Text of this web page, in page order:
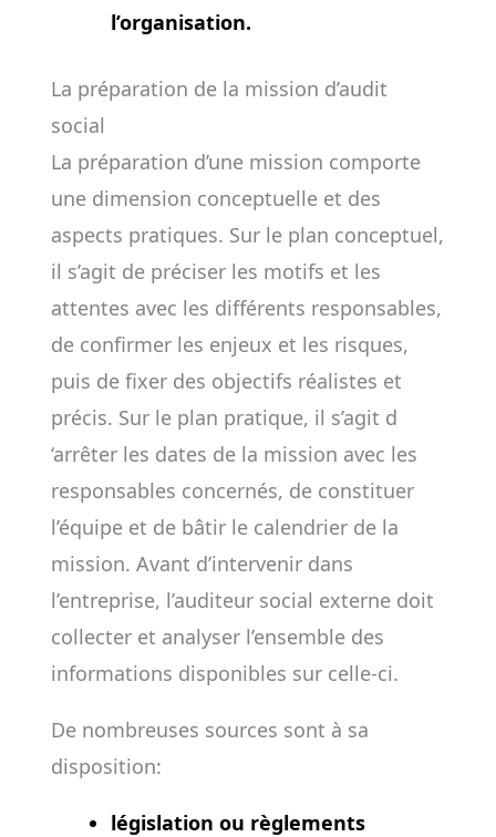
l’organisation.
La préparation de la mission d’audit
social
La préparation d’une mission comporte
une dimension conceptuelle et des
aspects pratiques. Sur le plan conceptuel,
il s’agit de préciser les motifs et les
attentes avec les différents responsables,
de confirmer les enjeux et les risques,
puis de fixer des objectifs réalistes et
précis. Sur le plan pratique, il s’agit d
‘arrêter les dates de la mission avec les
responsables concernés, de constituer
l’équipe et de bâtir le calendrier de la
mission. Avant d’intervenir dans
l’entreprise, l’auditeur social externe doit
collecter et analyser l’ensemble des
informations disponibles sur celle-ci.
De nombreuses sources sont à sa
disposition:
législation ou règlements